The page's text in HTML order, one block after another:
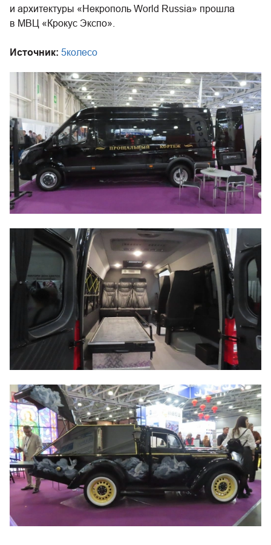
и архитектуры «Некрополь World Russia» прошла
в МВЦ «Крокус Экспо».
Источник: 5колесо